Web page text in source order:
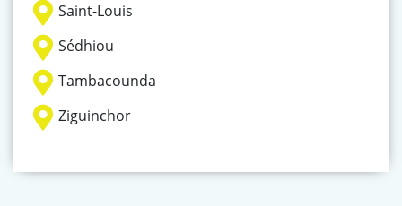
Saint-Louis
Sédhiou
Tambacounda
Ziguinchor